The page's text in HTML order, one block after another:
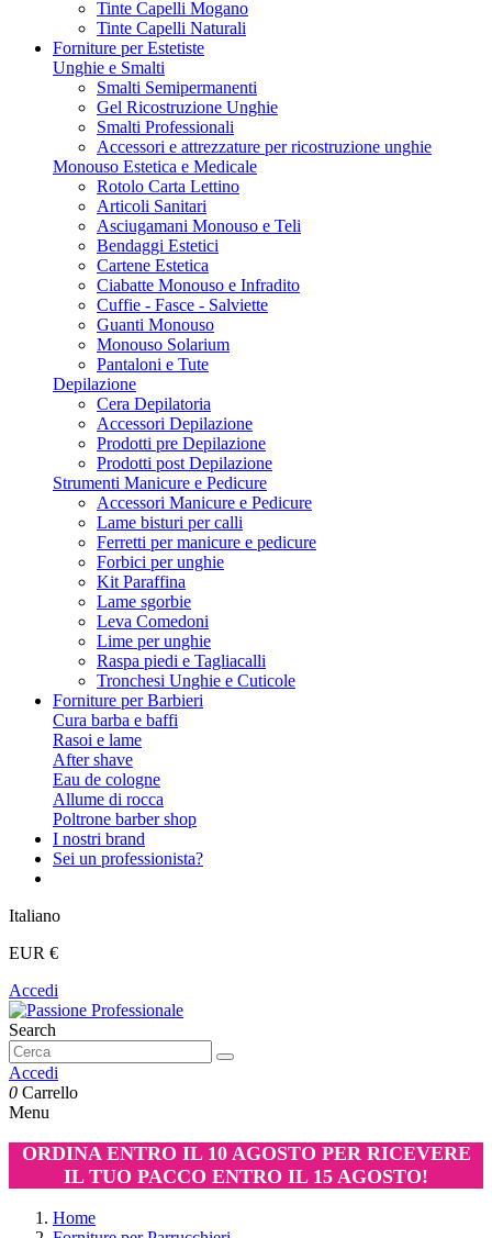
Tinte Capelli Mogano
Tinte Capelli Naturali
Forniture per Estetiste
Unghie e Smalti
Smalti Semipermanenti
Gel Ricostruzione Unghie
Smalti Professionali
Accessori e attrezzature per ricostruzione unghie
Monouso Estetica e Medicale
Rotolo Carta Lettino
Articoli Sanitari
Asciugamani Monouso e Teli
Bendaggi Estetici
Cartene Estetica
Ciabatte Monouso e Infradito
Cuffie - Fasce - Salviette
Guanti Monouso
Monouso Solarium
Pantaloni e Tute
Depilazione
Cera Depilatoria
Accessori Depilazione
Prodotti pre Depilazione
Prodotti post Depilazione
Strumenti Manicure e Pedicure
Accessori Manicure e Pedicure
Lame bisturi per calli
Ferretti per manicure e pedicure
Forbici per unghie
Kit Paraffina
Lame sgorbie
Leva Comedoni
Lime per unghie
Raspa piedi e Tagliacalli
Tronchesi Unghie e Cuticole
Forniture per Barbieri
Cura barba e baffi
Rasoi e lame
After shave
Eau de cologne
Allume di rocca
Poltrone barber shop
I nostri brand
Sei un professionista?
Italiano
EUR €
Accedi
Search
Accedi
0 Carrello
Menu
ORDINA ENTRO IL 10 AGOSTO PER RICEVERE
IL TUO PACCO ENTRO IL 15 AGOSTO!
Home